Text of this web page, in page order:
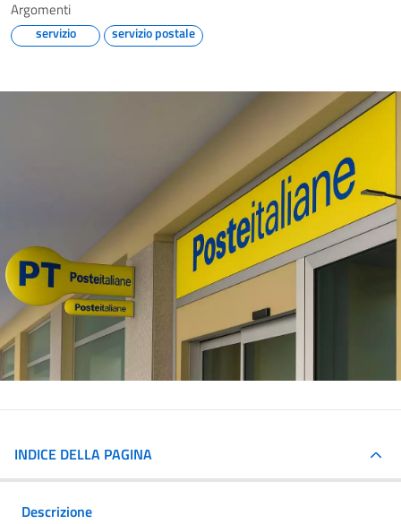
Argomenti
servizio servizio postale
INDICE DELLA PAGINA
Descrizione